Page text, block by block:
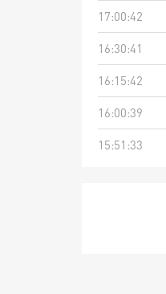
17:00:42
16:30:41
16:15:42
16:00:39
15:51:33